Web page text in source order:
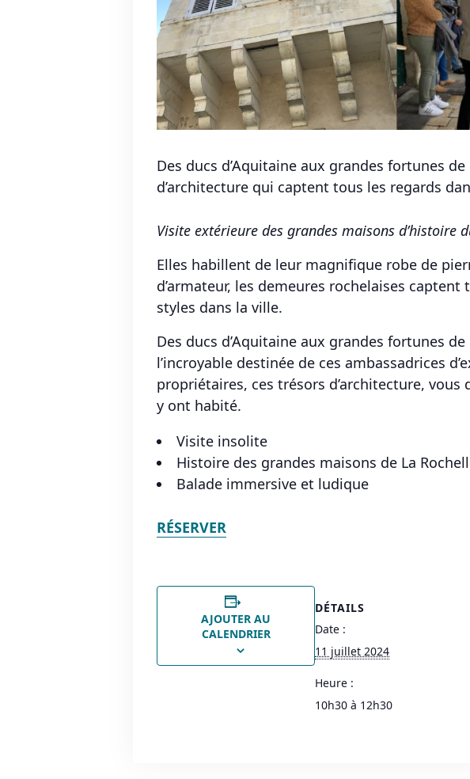
Des ducs d’Aquitaine aux grandes fortunes
d’architecture qui captent tous les regards
Visite extérieure des grandes maisons d’histoire
Elles habillent de leur magnifique robe de
d’armateur, les demeures rochelaises
styles dans la ville.
Des ducs d’Aquitaine aux grandes fortunes
l’incroyable destinée de ces ambassadrices
propriétaires, ces trésors d’architecture,
y ont habité.
Visite insolite
Histoire des grandes maisons de La
Balade immersive et ludique
RÉSERVER
AJOUTER AU
CALENDRIER
DÉTAILS
Date :
11 juillet 2024
Heure :
10h30 à 12h30